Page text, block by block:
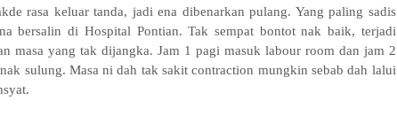
rasa keluar tanda, jadi ena dibenarkan pulang. Yang paling sadis
bersalin di Hospital Pontian. Tak sempat bontot nak baik, terjadi
masa yang tak dijangka. Jam 1 pagi masuk labour room dan jam 2
sulung. Masa ni dah tak sakit contraction mungkin sebab dah lalui